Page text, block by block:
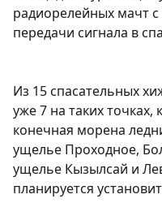
радиорелейных мачт
передачи сигнала в
Из 15 спасательных
уже 7 на таких точках,
конечная морена
ущелье Проходное,
ущелье Кызылсай и
планируется